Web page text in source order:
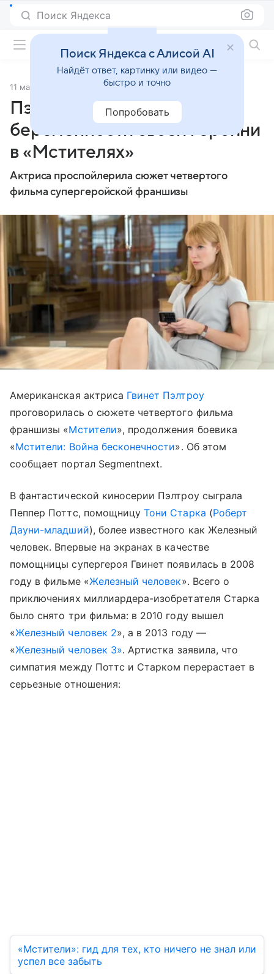
Поиск Яндекса
11 мая 2018 Источник:Lenta.Ru
Пэлтроу рассказала о
беременности своей героини
в «Мстителях»
Актриса проспойлерила сюжет четвертого
фильма супергеройской франшизы
Американская актриса Гвинет Пэлтроу
проговорилась о сюжете четвертого фильма
франшизы «Мстители», продолжения боевика
«Мстители: Война бесконечности». Об этом
сообщает портал Segmentnext.
В фантастической киносерии Пэлтроу сыграла
Пеппер Поттс, помощницуТони Старка (Роберт
Дауни-младший), более известного как Железный
человек. Впервые на экранах в качестве
помощницы супергероя Гвинет появилась в 2008
году в фильме «Железный человек». Всего о
приключениях миллиардера-изобретателя Старка
было снято три фильма: в 2010 году вышел
«Железный человек 2», а в 2013 году —
«Железный человек 3». Артистка заявила, что
симпатия между Поттс и Старком перерастает в
серьезные отношения:
«Мстители»: гид для тех, кто ничего не знал или
успел все забыть
Поиск Яндекса с Алисой AI
Найдёт ответ, картинку или видео —
быстро и точно
Попробовать